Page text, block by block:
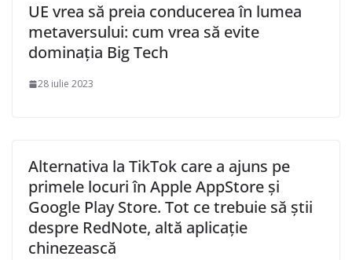
UE vrea să preia conducerea în lumea
metaversului: cum vrea să evite
dominația Big Tech
28 iulie 2023
Alternativa la TikTok care a ajuns pe
primele locuri în Apple AppStore și
Google Play Store. Tot ce trebuie să știi
despre RedNote, altă aplicație
chinezească